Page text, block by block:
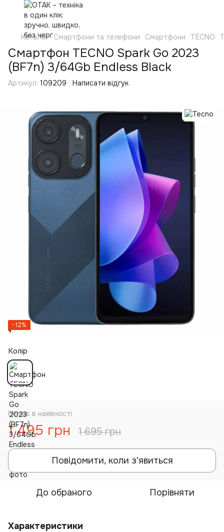
Каталог Смартфони та телефони Смартфони TECNO
Смартфон TECNO Spark Go 2023
(BF7n) 3/64Gb Endless Black
Артикул: 109209 Написати відгук
−12%
Колір
Немає в наявності
1 495 грн 1 695 грн
Повідомити, коли з'явиться
До обраного Порівняти
Характеристики